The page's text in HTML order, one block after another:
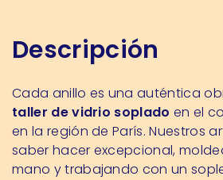
Descripción
Cada anillo es una auténtica
taller de vidrio soplado en el
en la región de París. Nuestros
saber hacer excepcional,
mano y trabajando con un